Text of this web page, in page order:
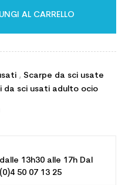
AL CARRELLO
, Scarpe da sci usate
da sci usati adulto ocio
13h30 alle 17h Dal
50 07 13 25